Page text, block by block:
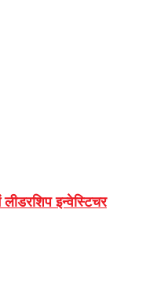
इन्वेस्टिचर